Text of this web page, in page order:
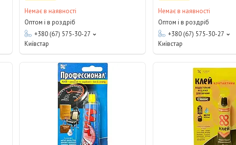
Немає в наявності
Оптом і в роздріб
+380 (67) 575-30-27
Київстар
Немає в наявності
Оптом і в роздріб
+380 (67) 575-30-27
Київстар